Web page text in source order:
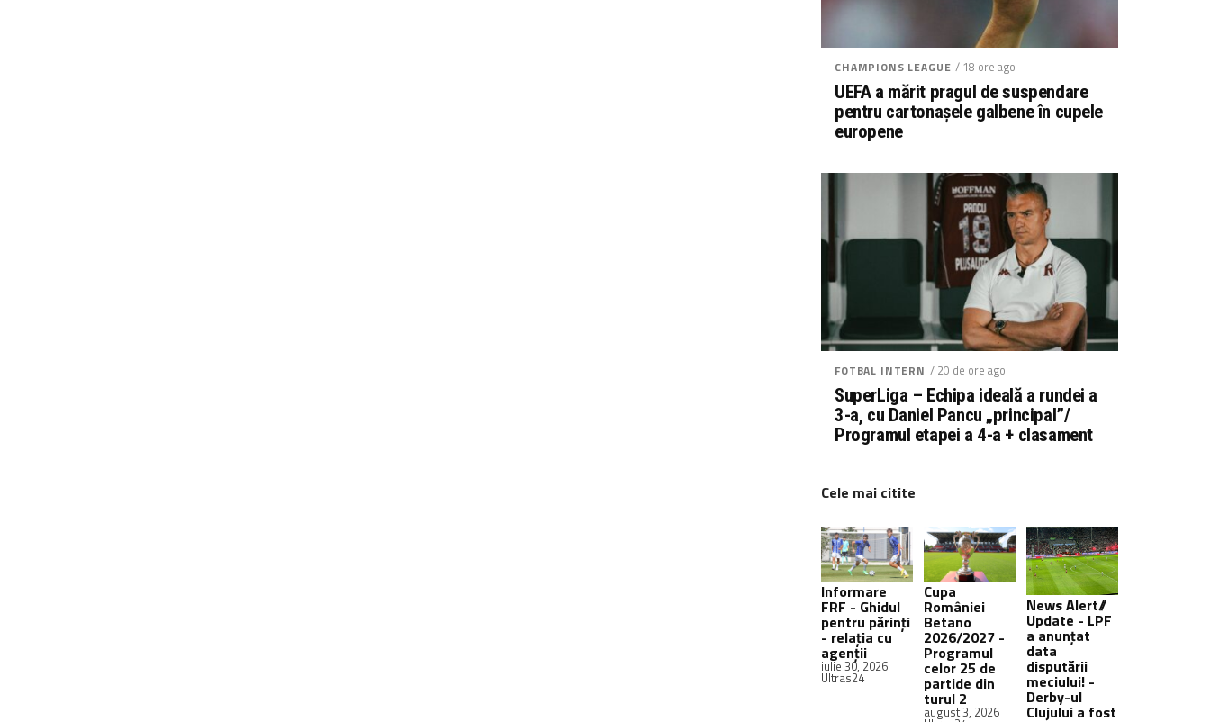
CHAMPIONS LEAGUE / 18 ore ago
UEFA a mărit pragul de suspendare
pentru cartonașele galbene în cupele
europene
FOTBAL INTERN / 20 de ore ago
SuperLiga – Echipa ideală a rundei a
3-a, cu Daniel Pancu „principal”/
Programul etapei a 4-a + clasament
Cele mai citite
Informare
FRF - Ghidul
pentru părinți
- relația cu
agenții
iulie 30, 2026
Ultras24
Cupa
României
Betano
2026/2027 -
Programul
celor 25 de
partide din
turul 2
august 3, 2026
News Alert//
Update - LPF
a anunțat
data
disputării
meciului! -
Derby-ul
Clujului a fost